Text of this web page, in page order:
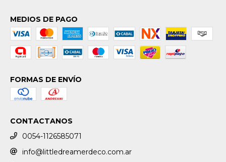
MEDIOS DE PAGO
FORMAS DE ENVÍO
CONTACTANOS
0054-1126585071
info@littledreamerdeco.com.ar